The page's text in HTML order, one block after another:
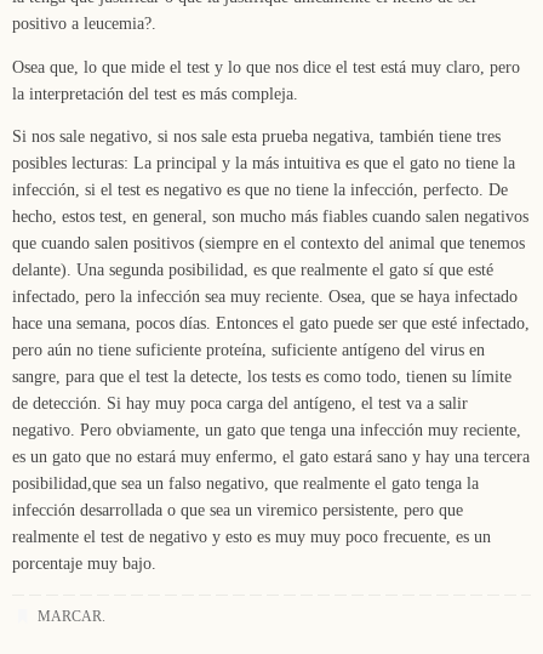
positivo a leucemia?.
Osea que, lo que mide el test y lo que nos dice el test está muy claro, pero
la interpretación del test es más compleja.
Si nos sale negativo, si nos sale esta prueba negativa, también tiene tres
posibles lecturas: La principal y la más intuitiva es que el gato no tiene la
infección, si el test es negativo es que no tiene la infección, perfecto. De
hecho, estos test, en general, son mucho más fiables cuando salen negativos
que cuando salen positivos (siempre en el contexto del animal que tenemos
delante). Una segunda posibilidad, es que realmente el gato sí que esté
infectado, pero la infección sea muy reciente. Osea, que se haya infectado
hace una semana, pocos días. Entonces el gato puede ser que esté infectado,
pero aún no tiene suficiente proteína, suficiente antígeno del virus en
sangre, para que el test la detecte, los tests es como todo, tienen su límite
de detección. Si hay muy poca carga del antígeno, el test va a salir
negativo. Pero obviamente, un gato que tenga una infección muy reciente,
es un gato que no estará muy enfermo, el gato estará sano y hay una tercera
posibilidad,que sea un falso negativo, que realmente el gato tenga la
infección desarrollada o que sea un viremico persistente, pero que
realmente el test de negativo y esto es muy muy poco frecuente, es un
porcentaje muy bajo.
MARCAR.